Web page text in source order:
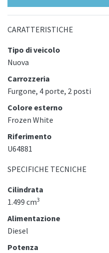
CARATTERISTICHE
Tipo di veicolo
Nuova
Carrozzeria
Furgone, 4 porte, 2 posti
Colore esterno
Frozen White
Riferimento
U64881
SPECIFICHE TECNICHE
Cilindrata
1.499 cm3
Alimentazione
Diesel
Potenza